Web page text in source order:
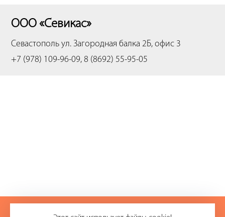
ООО «Севикас»
Севастополь ул. Загородная балка 2Б, офис 3
+7 (978) 109-96-09, 8 (8692) 55-95-05